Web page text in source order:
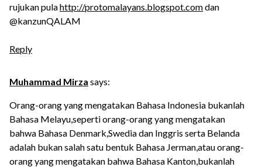
rujukan pulahttp://protomalayans.blogspot.comdan
@kanzunQALAM
Reply
Muhammad Mirza says:
Orang-orang yang mengatakan Bahasa Indonesia bukanlah
Bahasa Melayu,seperti orang-orang yang mengatakan
bahwa Bahasa Denmark,Swedia dan Inggris serta Belanda
adalah bukan salah satu bentuk Bahasa Jerman,atau orang-
orang yang mengatakan bahwa Bahasa Kanton,bukanlah